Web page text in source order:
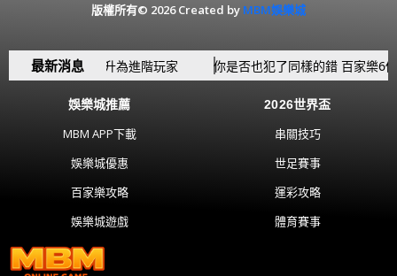
版權所有© 2026 Created by MBM娛樂城
最新消息
你從新手躍升為進階玩家 你是否也犯了同樣的錯 百家樂6個新
娛樂城推薦
MBM APP下載
娛樂城優惠
百家樂攻略
娛樂城遊戲
2026世界盃
串關技巧
世足賽事
運彩攻略
體育賽事